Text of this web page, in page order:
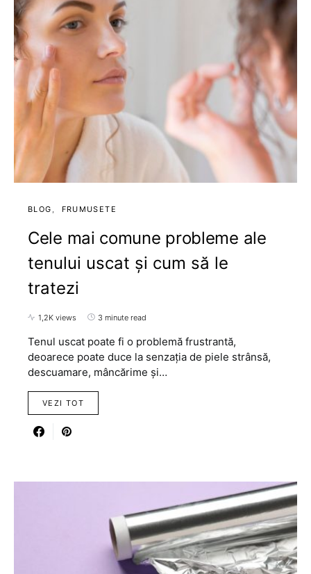
BLOG FRUMUSETE
Cele mai comune probleme ale
tenului uscat și cum să le
tratezi
1,2K views 3 minute read
Tenul uscat poate fi o problemă frustrantă,
deoarece poate duce la senzația de piele strânsă,
descuamare, mâncărime și…
VEZI TOT